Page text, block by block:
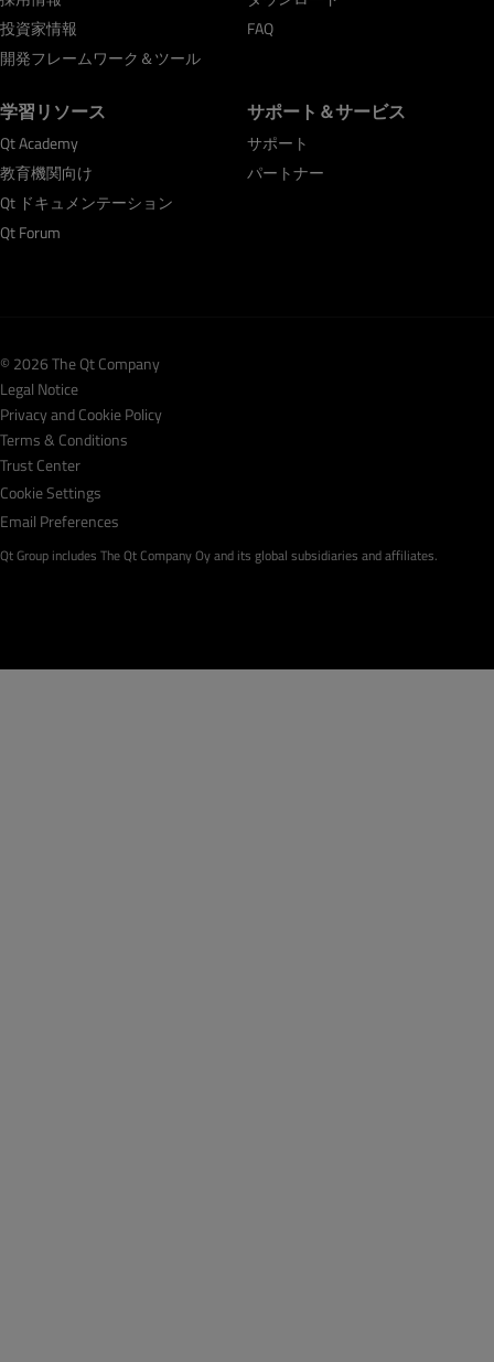
投資家情報
開発フレームワーク＆ツール
FAQ
学習リソース
Qt Academy
教育機関向け
Qt ドキュメンテーション
Qt Forum
サポート＆サービス
サポート
パートナー
© 2026 The Qt Company
Legal Notice
Privacy and Cookie Policy
Terms & Conditions
Trust Center
Cookie Settings
Email Preferences
Qt Group includes The Qt Company Oy and its global subsidiaries and affiliates.